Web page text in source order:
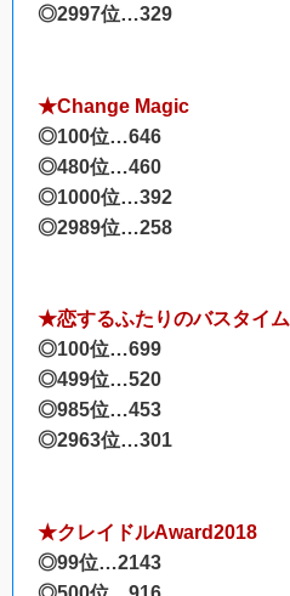
◎2997位…329
★Change Magic
◎100位…646
◎480位…460
◎1000位…392
◎2989位…258
★恋するふたりのバスタイム
◎100位…699
◎499位…520
◎985位…453
◎2963位…301
★クレイドルAward2018
◎99位…2143